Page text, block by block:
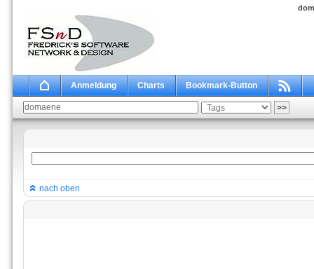
Anmeldung Charts Bookmark-Button
nach oben